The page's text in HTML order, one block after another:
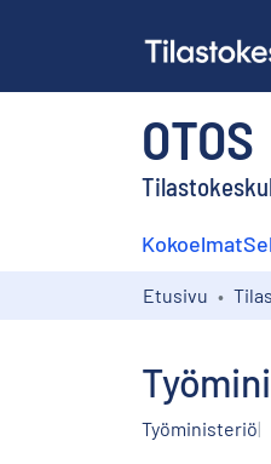
OTOS
Kokoelmat
Etusivu
Työministeriö